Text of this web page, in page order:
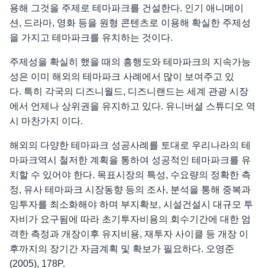
용해 그것을 주제로 테마파크를 건설한다. 인기 애니메이
션, 드라마, 영화 등을 원형 콘텐츠로 이용해 확실한 주제성
을 가지고 테마파크를 유치하는 것이다.
주제성을 확실히 했을 때의 흥행도와 테마파크의 지속가능
성은 이미 해외의 테마파크 사례에서 많이 보여주고 있
다. 특히 각국의 디즈니월드, 디즈니랜드는 세계 관광 시장
에서 언제나 상위권을 유지하고 있다. 유니버셜 스튜디오 역
시 마찬가지 이다.
해외의 다양한 테마파크 성공사례를 토대로 우리나라의 테
마파크역시 철저한 계획을 통하여 성공적인 테마파크를 유
치할 수 있어야 한다. 목표시장의 특성, 수요량의 정확한 측
정, 유사 테마파크 시장동향 등의 조사, 분석을 통해 중복과
잉투자를 최소화해야 하며 부지확보, 시설건설시 대규모 투
자비가 요구됨에 따라 초기투자비용의 회수기간에 대한 엄
격한 측정과 개장이후 유지비용, 재투자 사이클 등 개장 이
후까지의 장기간 자금계획 및 확보가 필요하다. 오영준
(2005), 178P.